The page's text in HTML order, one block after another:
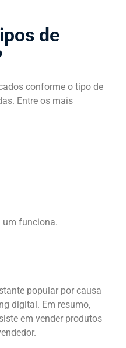
de
conforme o tipo de
Entre os mais
um funciona.
popular por causa
digital. Em resumo,
em vender produtos